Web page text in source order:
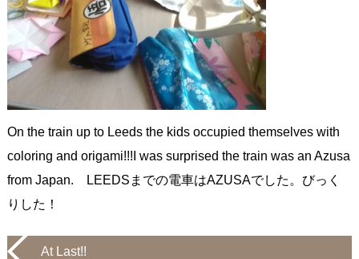
On the train up to Leeds the kids occupied themselves with
coloring and origami!!!I was surprised the train was an Azusa
from Japan. LEEDSまでの電車はAZUSAでした。びっく
りした！
At Last!!